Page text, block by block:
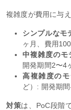
複雑度が費用に与
シンプルなモ
ヶ月、費用
中複雑度のモ
開発期間2〜4
高複雑度の
ど）: 開発期
対策は、PoC段階